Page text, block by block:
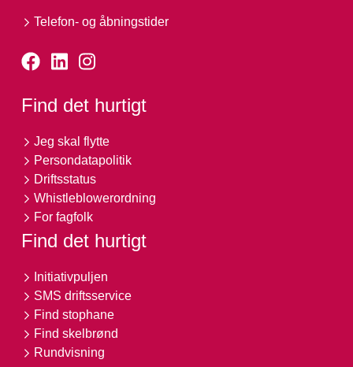
Telefon- og åbningstider
Find det hurtigt
Jeg skal flytte
Persondatapolitik
Driftsstatus
Whistleblowerordning
For fagfolk
Find det hurtigt
Initiativpuljen
SMS driftsservice
Find stophane
Find skelbrønd
Rundvisning